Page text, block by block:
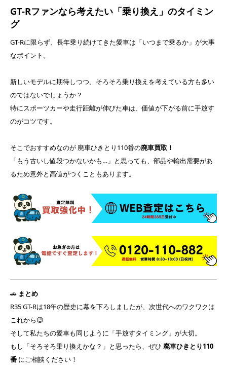
GT-Rファンなら考えたい「乗り換え」のタイミン
グ
GT-Rに限らず、長年乗り続けてきた愛車は「いつまで乗るか」が大事
なポイント。
新しいモデルに期待しつつ、そろそろ乗り換えを考えている方も多い
のではないでしょうか？
特にスポーツカーや走行距離が伸びた車は、価値が下がる前に手放す
のがコツです。
そこでおすすめなのが 廃車ひきとり110番の廃車買取！
「もう古いし値段つかないかも…」と思っても、部品や輸出需要があ
るため意外と高値がつくこともあります。
🚗 まとめ
R35 GT-Rは18年の歴史に幕を下ろしましたが、次世代へのワクワクは
これから😉
そして私たちの愛車も同じように「手放すタイミング」が大切。
もし「そろそろ乗り換えかな？」と思ったら、ぜひ 廃車ひきとり110
番 にご相談ください！